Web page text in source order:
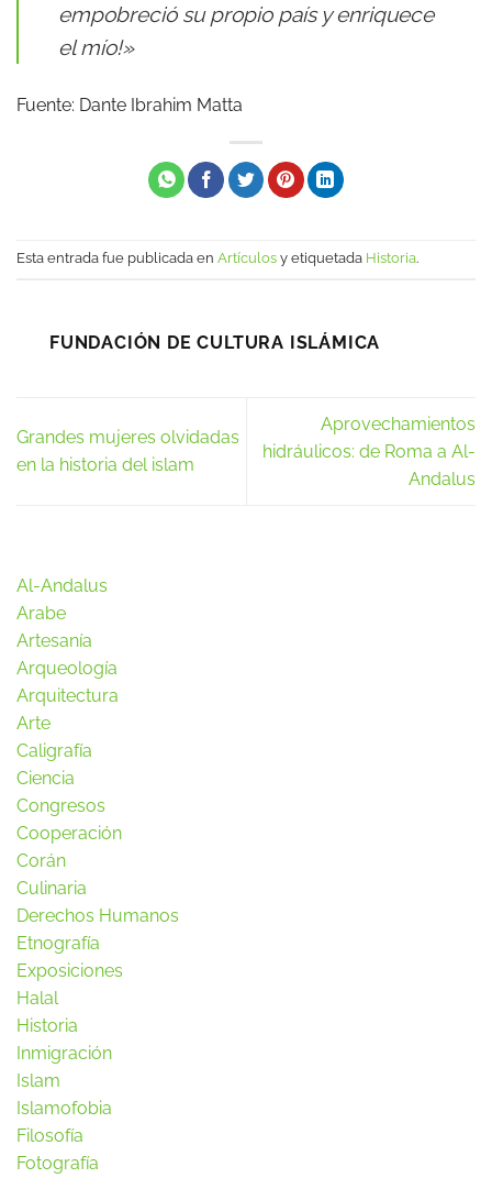
empobreció su propio país y enriquece
el mío!»
Fuente: Dante Ibrahim Matta
Esta entrada fue publicada en Artículos y etiquetada Historia.
FUNDACIÓN DE CULTURA ISLÁMICA
Grandes mujeres olvidadas
en la historia del islam
Aprovechamientos
hidráulicos: de Roma a Al-
Andalus
Al-Andalus
Arabe
Artesanía
Arqueología
Arquitectura
Arte
Caligrafía
Ciencia
Congresos
Cooperación
Corán
Culinaria
Derechos Humanos
Etnografía
Exposiciones
Halal
Historia
Inmigración
Islam
Islamofobia
Filosofía
Fotografía